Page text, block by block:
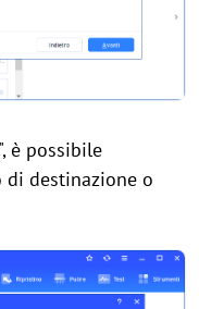
è possibile
destinazione o